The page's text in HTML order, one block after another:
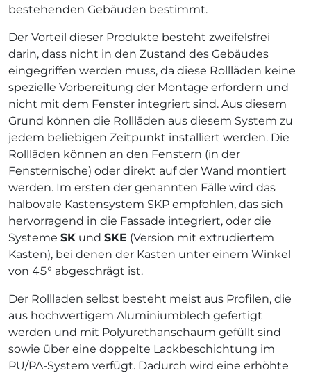
bestehenden Gebäuden bestimmt.
Der Vorteil dieser Produkte besteht zweifelsfrei
darin, dass nicht in den Zustand des Gebäudes
eingegriffen werden muss, da diese Rollläden keine
spezielle Vorbereitung der Montage erfordern und
nicht mit dem Fenster integriert sind. Aus diesem
Grund können die Rollläden aus diesem System zu
jedem beliebigen Zeitpunkt installiert werden. Die
Rollläden können an den Fenstern (in der
Fensternische) oder direkt auf der Wand montiert
werden. Im ersten der genannten Fälle wird das
halbovale Kastensystem SKP empfohlen, das sich
hervorragend in die Fassade integriert, oder die
Systeme SK und SKE (Version mit extrudiertem
Kasten), bei denen der Kasten unter einem Winkel
von 45° abgeschrägt ist.
Der Rollladen selbst besteht meist aus Profilen, die
aus hochwertigem Aluminiumblech gefertigt
werden und mit Polyurethanschaum gefüllt sind
sowie über eine doppelte Lackbeschichtung im
PU/PA-System verfügt. Dadurch wird eine erhöhte